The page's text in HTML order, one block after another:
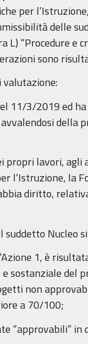
per
delle
L) “Procedure e
sono
valutazione:
11/3/2019 ed
della
propri lavori,
l’Istruzione, la
diritto,
Nucleo
1, è
sostanziale del
non
a 70/100;
“approvabili” in